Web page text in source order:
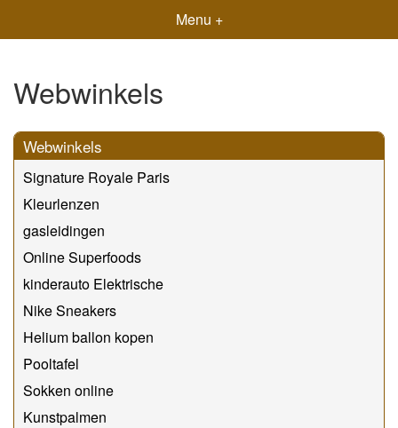
Menu +
Webwinkels
Webwinkels
Signature Royale Paris
Kleurlenzen
gasleidingen
Online Superfoods
kinderauto Elektrische
Nike Sneakers
Helium ballon kopen
Pooltafel
Sokken online
Kunstpalmen